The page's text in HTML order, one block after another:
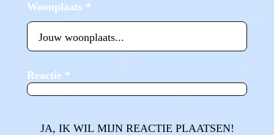
Woonplaats *
Reactie *
JA, IK WIL MIJN REACTIE PLAATSEN!